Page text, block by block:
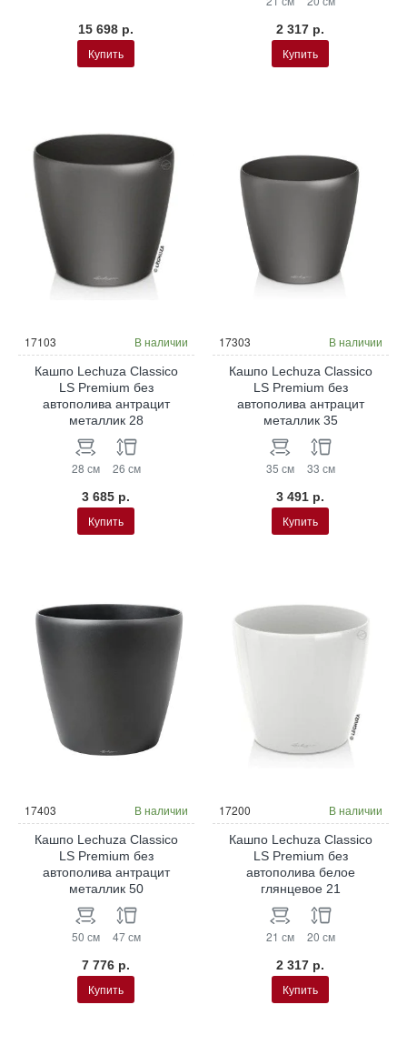
15 698 р.
Купить
2 317 р.
Купить
17103 В наличии
Кашпо Lechuza Classico
LS Premium без
автополива антрацит
металлик 28
28 см 26 см
3 685 р.
Купить
17303 В наличии
Кашпо Lechuza Classico
LS Premium без
автополива антрацит
металлик 35
35 см 33 см
3 491 р.
Купить
17403 В наличии
Кашпо Lechuza Classico
LS Premium без
автополива антрацит
металлик 50
50 см 47 см
7 776 р.
Купить
17200 В наличии
Кашпо Lechuza Classico
LS Premium без
автополива белое
глянцевое 21
21 см 20 см
2 317 р.
Купить